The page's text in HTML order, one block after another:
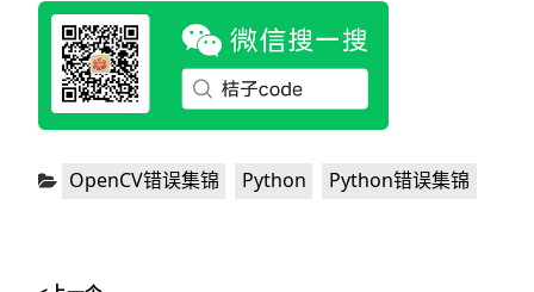
分
OpenCV错误集锦 Python Python错误集锦